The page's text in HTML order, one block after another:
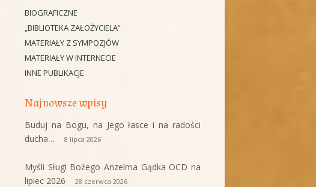
BIOGRAFICZNE
„BIBLIOTEKA ZAŁOŻYCIELA”
MATERIAŁY Z SYMPOZJÓW
MATERIAŁY W INTERNECIE
INNE PUBLIKACJE
Najnowsze wpisy
Buduj na Bogu, na Jego łasce i na radości
ducha…
8 lipca 2026
Myśli Sługi Bożego Anzelma Gądka OCD na
lipiec 2026
28 czerwca 2026